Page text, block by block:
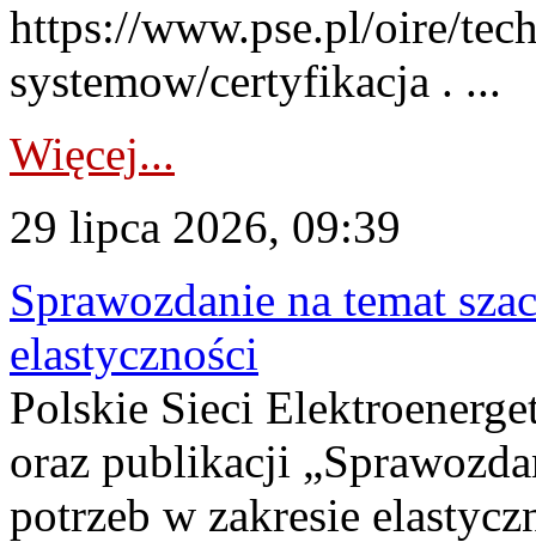
https://www.pse.pl/oire/
systemow/certyfikacja . ...
Więcej...
29 lipca 2026, 09:39
Sprawozdanie na temat
elastyczności
Polskie Sieci
oraz publikacji
potrzeb w zakresie